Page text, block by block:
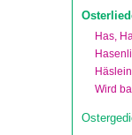
Has,
Wird